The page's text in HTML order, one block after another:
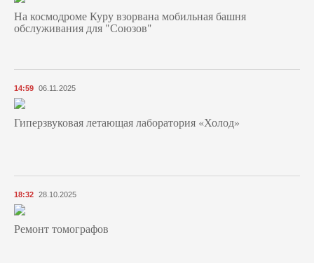
На космодроме Куру взорвана мобильная башня
обслуживания для "Союзов"
14:59 06.11.2025
Гиперзвуковая летающая лаборатория «Холод»
18:32 28.10.2025
Ремонт томографов